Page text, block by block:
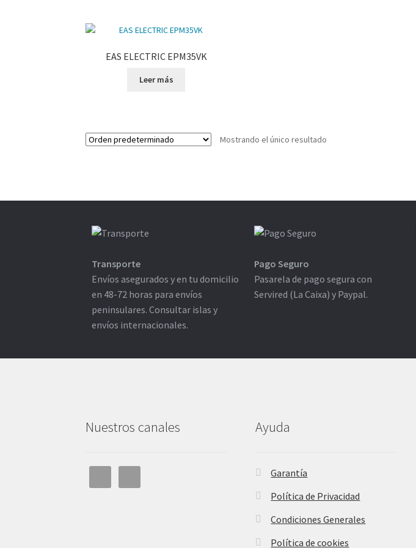
EAS ELECTRIC EPM35VK
Leer más
Mostrando el único resultado
Transporte
Envíos asegurados y en tu domicilio
en 48-72 horas para envíos
peninsulares. Consultar islas y
envíos internacionales.
Pago Seguro
Pasarela de pago segura con
Servired (La Caixa) y Paypal.
Nuestros canales Ayuda
Garantía
Política de Privacidad
Condiciones Generales
Política de cookies